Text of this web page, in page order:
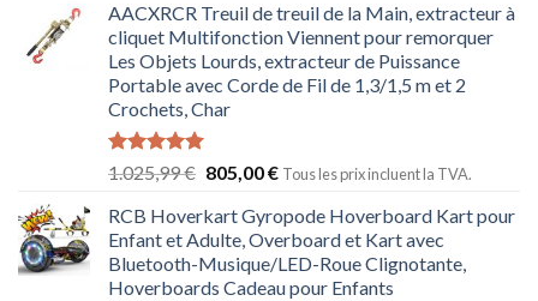
AACXRCR Treuil de treuil de la Main, extracteur à
cliquet Multifonction Viennent pour remorquer
Les Objets Lourds, extracteur de Puissance
Portable avec Corde de Fil de 1,3/1,5 m et 2
Crochets, Char
Note5.00
1.025,99€ 805,00€ Tous les prix incluent la TVA.
RCB Hoverkart Gyropode Hoverboard Kart pour
Enfant et Adulte, Overboard et Kart avec
Bluetooth-Musique/LED-Roue Clignotante,
Hoverboards Cadeau pour Enfants